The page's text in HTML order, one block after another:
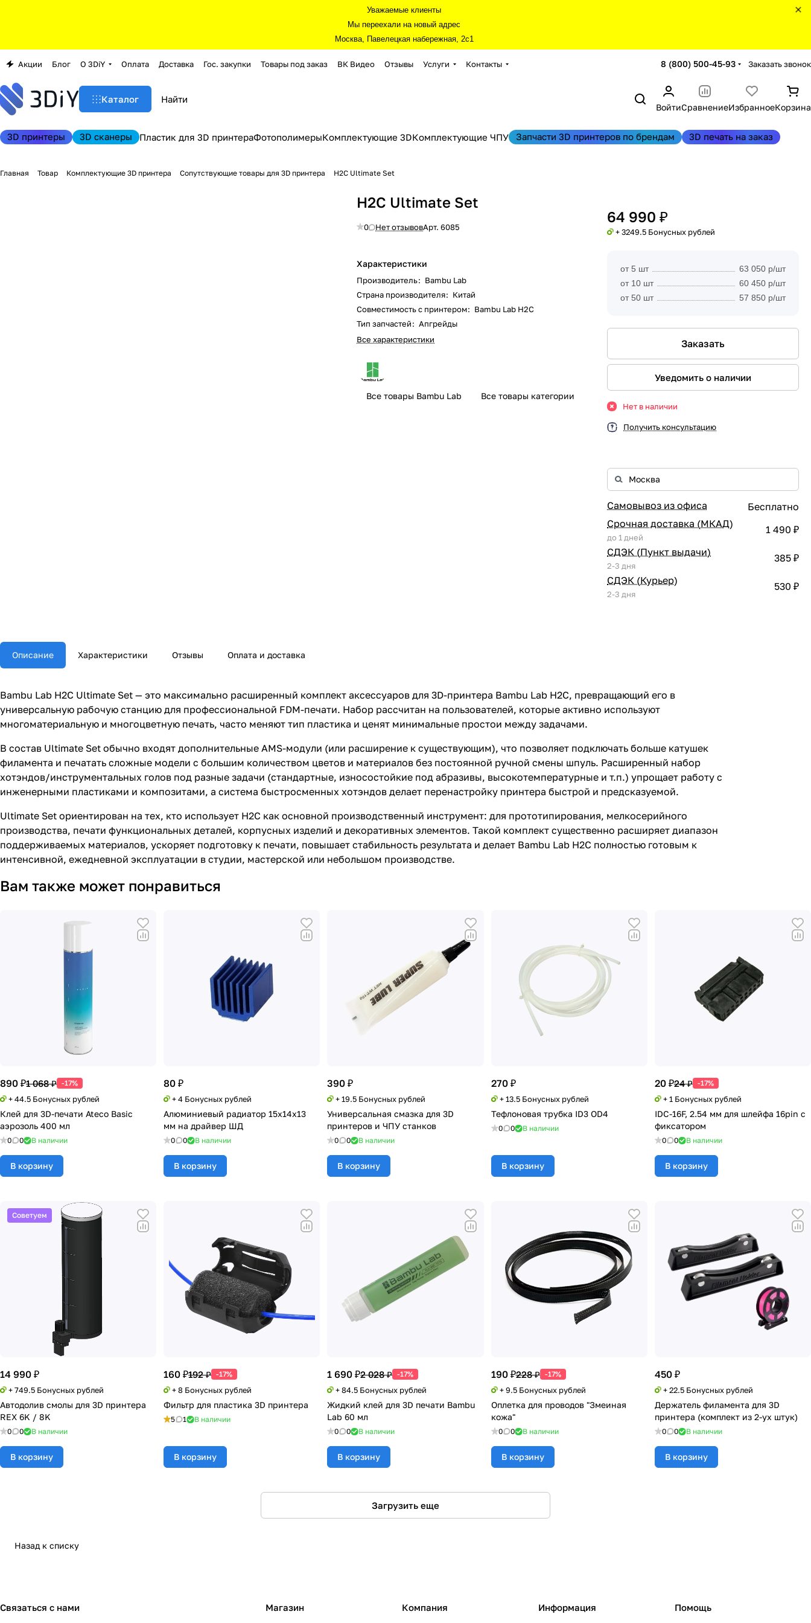
Уважаемые клиенты
Мы переехали на новый адрес
Москва, Павелецкая набережная, 2с1
Акции Блог О 3DiY Оплата Доставка Гос. закупки Товары под заказ ВК Видео Отзывы Услуги Контакты 8 (800) 500-45-93 Заказать звонок
Каталог
ВойтиСравнениеИзбранноеКорзина
3D принтеры 3D сканеры Пластик для 3D принтераФотополимерыКомплектующие 3DКомплектующие ЧПУ Запчасти 3D принтеров по брендам 3D печать на заказ
Главная Товар Комплектующие 3D принтера Сопутствующие товары для 3D принтера H2C Ultimate Set
H2C Ultimate Set
0 Нет отзывовАрт.6085
Характеристики
Производитель: Bambu Lab
Страна производителя: Китай
Совместимость с принтером: Bambu Lab H2C
Тип запчастей: Апгрейды
Все характеристики
Все товары Bambu Lab Все товары категории
64 990 ₽
+ 3249.5 Бонусных рублей
от 5 шт
63 050 р/шт
от 10 шт
60 450 р/шт
от 50 шт
57 850 р/шт
Заказать
Уведомить о наличии
Нет в наличии
Получить консультацию
Самовывоз из офиса
Бесплатно
Срочная доставка (МКАД)
до 1 дней
1 490 ₽
СДЭК (Пункт выдачи)
2-3 дня
385 ₽
СДЭК (Курьер)
2-3 дня
530 ₽
Описание Характеристики Отзывы Оплата и доставка
Bambu Lab H2C Ultimate Set — это максимально расширенный комплект аксессуаров для 3D-принтера Bambu Lab H2C, превращающий его в
универсальную рабочую станцию для профессиональной FDM-печати. Набор рассчитан на пользователей, которые активно используют
многоматериальную и многоцветную печать, часто меняют тип пластика и ценят минимальные простои между задачами.
В состав Ultimate Set обычно входят дополнительные AMS-модули (или расширение к существующим), что позволяет подключать больше катушек
филамента и печатать сложные модели с большим количеством цветов и материалов без постоянной ручной смены шпуль. Расширенный набор
хотэндов/инструментальных голов под разные задачи (стандартные, износостойкие под абразивы, высокотемпературные и т.п.) упрощает работу с
инженерными пластиками и композитами, а система быстросменных хотэндов делает перенастройку принтера быстрой и предсказуемой.
Ultimate Set ориентирован на тех, кто использует H2C как основной производственный инструмент: для прототипирования, мелкосерийного
производства, печати функциональных деталей, корпусных изделий и декоративных элементов. Такой комплект существенно расширяет диапазон
поддерживаемых материалов, ускоряет подготовку к печати, повышает стабильность результата и делает Bambu Lab H2C полностью готовым к
интенсивной, ежедневной эксплуатации в студии, мастерской или небольшом производстве.
Вам также может понравиться
890 ₽1 068 ₽ -17%
+ 44.5 Бонусных рублей
Клей для 3D-печати Ateco Basic
аэрозоль 400 мл
0 0 В наличии
В корзину
80 ₽
+ 4 Бонусных рублей
Алюминиевый радиатор 15x14x13
мм на драйвер ШД
0 0 В наличии
В корзину
390 ₽
+ 19.5 Бонусных рублей
Универсальная смазка для 3D
принтеров и ЧПУ станков
0 0 В наличии
В корзину
270 ₽
+ 13.5 Бонусных рублей
Тефлоновая трубка ID3 OD4
0 0 В наличии
В корзину
20 ₽24 ₽ -17%
+ 1 Бонусных рублей
IDC-16F, 2.54 мм для шлейфа 16pin c
фиксатором
0 0 В наличии
В корзину
Советуем
14 990 ₽
+ 749.5 Бонусных рублей
Автодолив смолы для 3D принтера
REX 6K / 8K
0 0 В наличии
В корзину
160 ₽192 ₽ -17%
+ 8 Бонусных рублей
Фильтр для пластика 3D принтера
5 1 В наличии
В корзину
1 690 ₽2 028 ₽ -17%
+ 84.5 Бонусных рублей
Жидкий клей для 3D печати Bambu
Lab 60 мл
0 0 В наличии
В корзину
190 ₽228 ₽ -17%
+ 9.5 Бонусных рублей
Оплетка для проводов "Змеиная
кожа"
0 0 В наличии
В корзину
450 ₽
+ 22.5 Бонусных рублей
Держатель филамента для 3D
принтера (комплект из 2-ух штук)
0 0 В наличии
В корзину
Загрузить еще
Назад к списку
Связаться с нами Магазин Компания Информация Помощь